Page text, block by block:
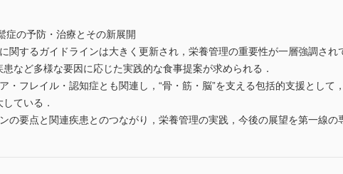
症の予防・治療とその新展開
関するガイドラインは大きく更新され，栄養管理の重要性が一層強調さ
など多様な要因に応じた実践的な食事提案が求められる．
・フレイル・認知症とも関連し，“骨・筋・脳”を支える包括的支援として
ている．
の要点と関連疾患とのつながり，栄養管理の実践，今後の展望を第一線の